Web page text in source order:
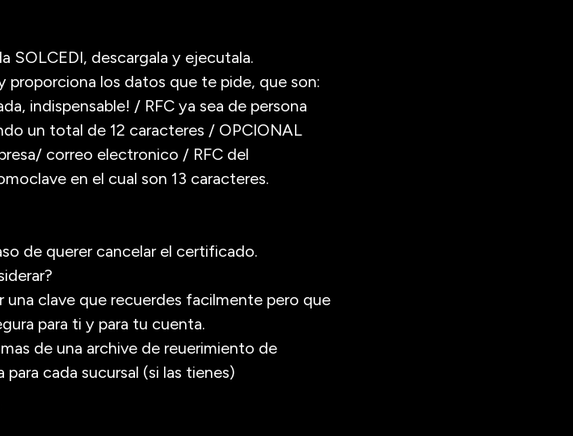
SOLCEDI, descargala y ejecutala.
proporciona los datos que te pide, que son:
indispensable! / RFC ya sea de persona
un total de 12 caracteres / OPCIONAL
correo electronico / RFC del
en el cual son 13 caracteres.
de querer cancelar el certificado.
una clave que recuerdes facilmente pero que
para ti y para tu cuenta.
de una archive de reuerimiento de
cada sucursal (si las tienes)